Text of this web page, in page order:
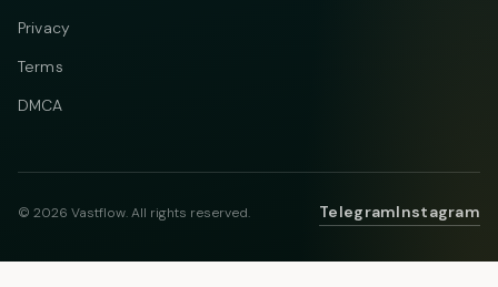
Privacy
Terms
DMCA
© 2026 Vastflow. All rights reserved. TelegramInstagram